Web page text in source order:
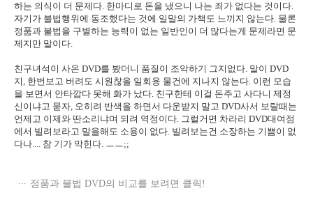
하는 의식이 더 문제다. 한마디로 돈을 냈으니 나는 죄가 없다는 것이다.
자기가 불법행위에 동조했다는 것에 일말의 가책도 느끼지 않는다. 물론
정품과 불법을 구별하는 능력이 없는 일반인이 더 많다는게 문제라면 문
제지만 말이다.
친구녀석이 사온 DVD를 봤더니 품질이 조악하기 그지없다. 말이 DVD
지, 한번보고 버려도 시원찮을 일회용 물건에 지나지 않는다. 이런 모습
을 보면서 안타깝다 못해 화가 났다. 친구한테 이걸 돈주고 사다니 제정
신이냐고 묻자, 오히려 반색을 하면서 다운받지 말고 DVD사서 보랄때는
언제고 이제와 딴소리냐며 되려 역정이다. 그럴거면 차라리 DVD대여점
에서 빌려보라고 말을해도 소용이 없다. 빌려보는건 소장하는 기쁨이 없
다나.... 참 기가 막힌다. ㅡㅡ;;
정품과 불법 DVD의 비교를 보려면 클릭!